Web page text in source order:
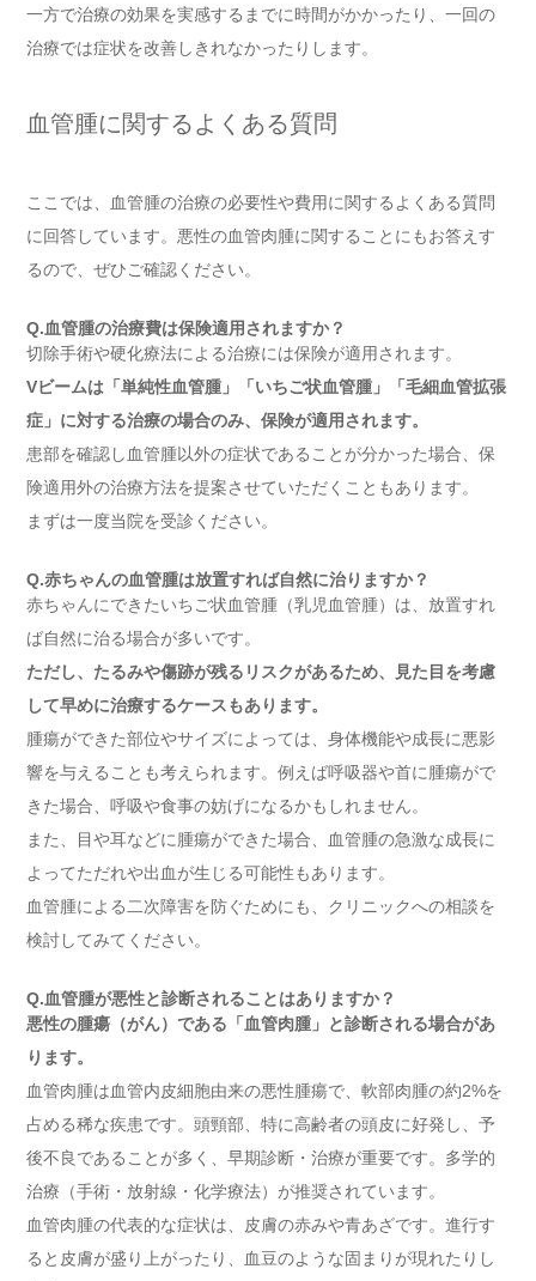
一方で治療の効果を実感するまでに時間がかかったり、一回の
治療では症状を改善しきれなかったりします。
血管腫に関するよくある質問
ここでは、血管腫の治療の必要性や費用に関するよくある質問
に回答しています。悪性の血管肉腫に関することにもお答えす
るので、ぜひご確認ください。
Q.血管腫の治療費は保険適用されますか？
切除手術や硬化療法による治療には保険が適用されます。
Vビームは「単純性血管腫」「いちご状血管腫」「毛細血管拡張
症」に対する治療の場合のみ、保険が適用されます。
患部を確認し血管腫以外の症状であることが分かった場合、保
険適用外の治療方法を提案させていただくこともあります。
まずは一度当院を受診ください。
Q.赤ちゃんの血管腫は放置すれば自然に治りますか？
赤ちゃんにできたいちご状血管腫（乳児血管腫）は、放置すれ
ば自然に治る場合が多いです。
ただし、たるみや傷跡が残るリスクがあるため、見た目を考慮
して早めに治療するケースもあります。
腫瘍ができた部位やサイズによっては、身体機能や成長に悪影
響を与えることも考えられます。例えば呼吸器や首に腫瘍がで
きた場合、呼吸や食事の妨げになるかもしれません。
また、目や耳などに腫瘍ができた場合、血管腫の急激な成長に
よってただれや出血が生じる可能性もあります。
血管腫による二次障害を防ぐためにも、クリニックへの相談を
検討してみてください。
Q.血管腫が悪性と診断されることはありますか？
悪性の腫瘍（がん）である「血管肉腫」と診断される場合があ
ります。
血管肉腫は血管内皮細胞由来の悪性腫瘍で、軟部肉腫の約2%を
占める稀な疾患です。頭頸部、特に高齢者の頭皮に好発し、予
後不良であることが多く、早期診断・治療が重要です。多学的
治療（手術・放射線・化学療法）が推奨されています。
血管肉腫の代表的な症状は、皮膚の赤みや青あざです。進行す
ると皮膚が盛り上がったり、血豆のような固まりが現れたりし